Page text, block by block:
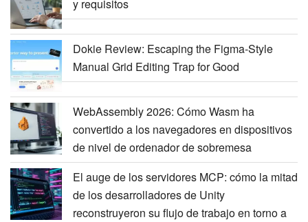
y requisitos
Dokie Review: Escaping the Figma-Style
Manual Grid Editing Trap for Good
WebAssembly 2026: Cómo Wasm ha
convertido a los navegadores en dispositivos
de nivel de ordenador de sobremesa
El auge de los servidores MCP: cómo la mitad
de los desarrolladores de Unity
reconstruyeron su flujo de trabajo en torno a